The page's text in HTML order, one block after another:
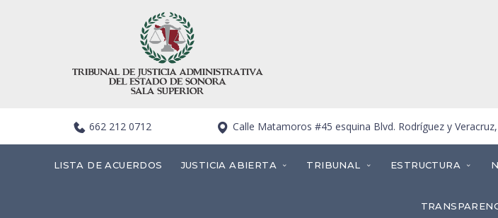
662 212 0712 Calle Matamoros #45 esquina Blvd. Rodríguez y
LISTA DE ACUERDOS JUSTICIA ABIERTA TRIBUNAL ESTRUCTURA